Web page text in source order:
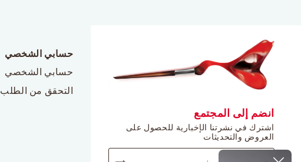
انضم إلى المجتمع
اشترك في نشرتنا الإخبارية للحصول على
العروض والتحديثات
حسابي الشخصي
حسابي الشخصي
التحقق من الطلب